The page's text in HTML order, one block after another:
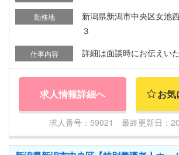
勤務地
新潟県新潟市中央区女池
３
仕事内容 詳細は面談時にお伝えいた
求人情報詳細へ お気
求人番号：59021 最終更新日：